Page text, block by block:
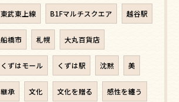
東武東上線 B1Fマルチスクエア 越谷駅
船橋市 札幌 大丸百貨店
くずはモール くずは駅 沈黙 美
継承 文化 文化を贈る 感性を纏う